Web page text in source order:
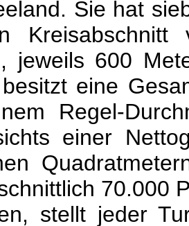
Sie hat
jeweils 600
eine
Regel-
einer
70.000
stellt jeder